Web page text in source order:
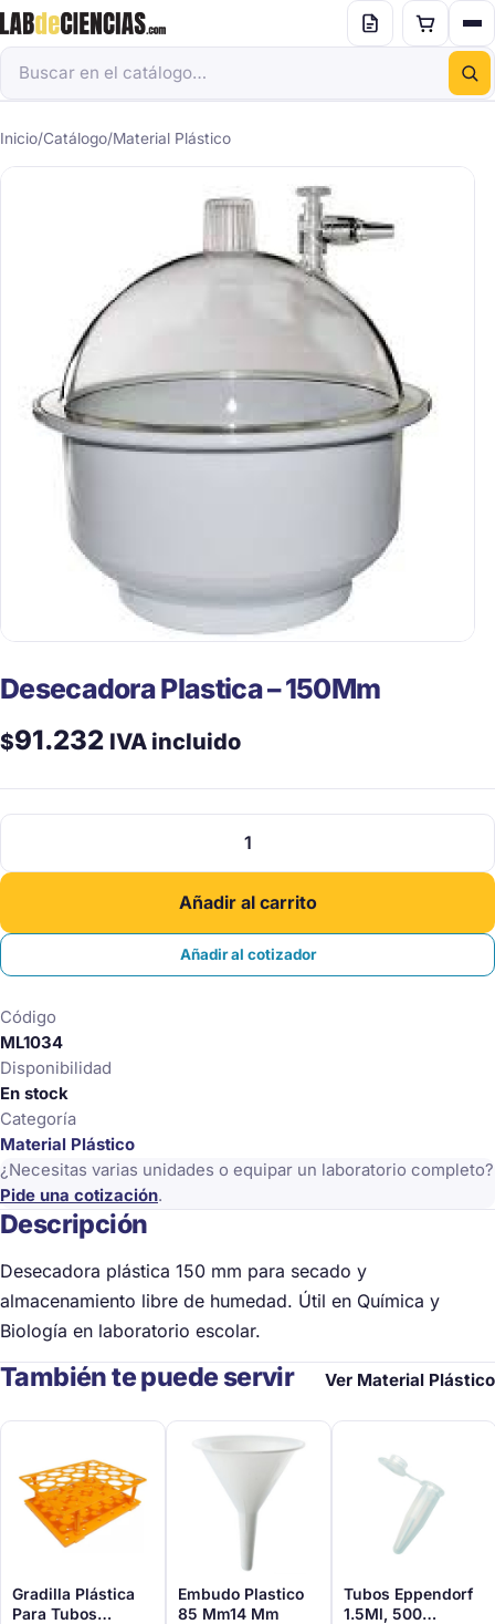
Inicio/Catálogo/Material Plástico
Desecadora Plastica – 150Mm
$91.232 IVA incluido
Desecadora
-
cantidad
Añadir al carrito
Añadir al cotizador
Código
ML1034
Disponibilidad
En stock
Categoría
Material Plástico
¿Necesitas varias unidades o equipar un laboratorio completo?
Pide una cotización.
Descripción
Desecadora plástica 150 mm para secado y
almacenamiento libre de humedad. Útil en Química y
Biología en laboratorio escolar.
También te puede servir Ver Material Plástico
Gradilla Plástica
Para Tubos
Embudo Plastico
85 Mm14 Mm
Tubos Eppendorf
1.5Ml, 500